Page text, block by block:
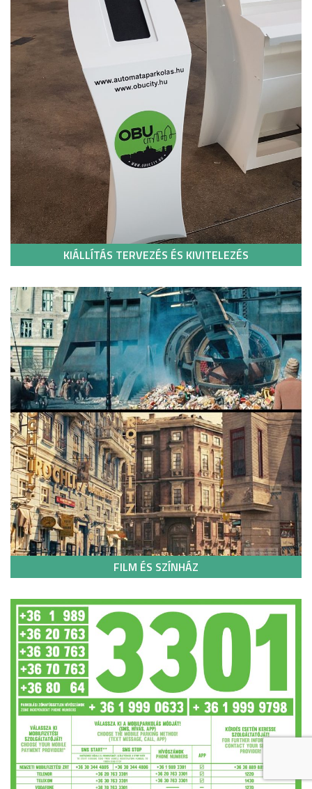
KIÁLLÍTÁS TERVEZÉS ÉS KIVITELEZÉS
FILM ÉS SZÍNHÁZ